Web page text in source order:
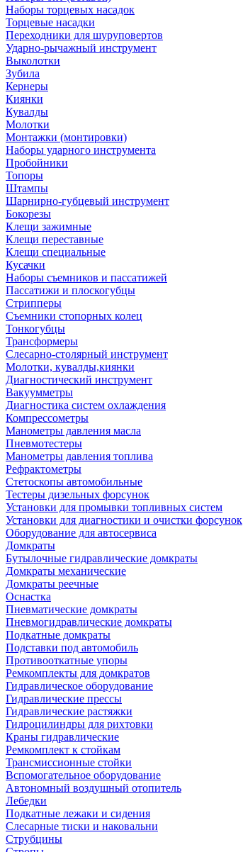
Наборы торцевых насадок
Торцевые насадки
Переходники для шуруповертов
Ударно-рычажный инструмент
Выколотки
Зубила
Кернеры
Киянки
Кувалды
Молотки
Монтажки (монтировки)
Наборы ударного инструмента
Пробойники
Топоры
Штампы
Шарнирно-губцевый инструмент
Бокорезы
Клещи зажимные
Клещи переставные
Клещи специальные
Кусачки
Наборы съемников и пассатижей
Пассатижи и плоскогубцы
Стрипперы
Съемники стопорных колец
Тонкогубцы
Трансформеры
Слесарно-столярный инструмент
Молотки, кувалды,киянки
Диагностический инструмент
Вакуумметры
Диагностика систем охлаждения
Компрессометры
Манометры давления масла
Пневмотестеры
Манометры давления топлива
Рефрактометры
Стетоскопы автомобильные
Тестеры дизельных форсунок
Установки для промывки топливных систем
Установки для диагностики и очистки форсунок
Оборудование для автосервиса
Домкраты
Бутылочные гидравлические домкраты
Домкраты механические
Домкраты реечные
Оснастка
Пневматические домкраты
Пневмогидравлические домкраты
Подкатные домкраты
Подставки под автомобиль
Противооткатные упоры
Ремкомплекты для домкратов
Гидравлическое оборудование
Гидравлические прессы
Гидравлические растяжки
Гидроцилиндры для рихтовки
Краны гидравлические
Ремкомплект к стойкам
Трансмиссионные стойки
Вспомогательное оборудование
Автономный воздушный отопитель
Лебедки
Подкатные лежаки и сидения
Слесарные тиски и наковальни
Струбцины